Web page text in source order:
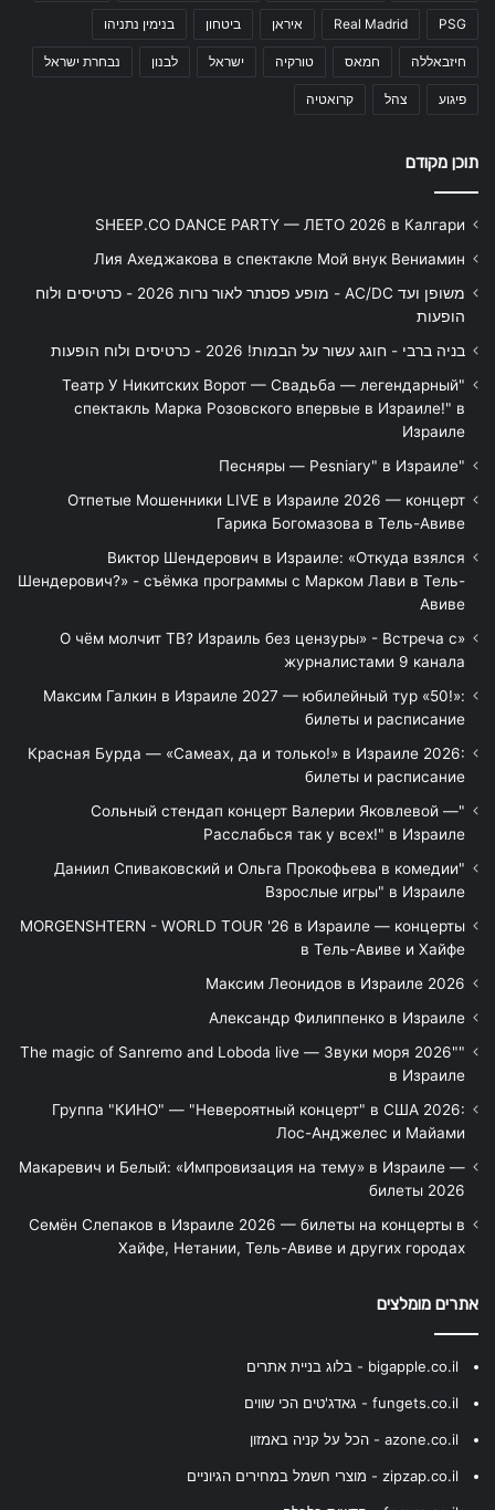
PSG
Real Madrid איראן ביטחון בנימין נתניהו
חיזבאללה חמאס טורקיה ישראל לבנון נבחרת ישראל
פיגוע צהל קרואטיה
תוכן מקודם
SHEEP.CO DANCE PARTY — ЛЕТО 2026 в Калгари
Лия Ахеджакова в спектакле Мой внук Вениамин
משופן ועד AC/DC - מופע פסנתר לאור נרות 2026 - כרטיסים ולוח
הופעות
בניה ברבי - חוגג עשור על הבמות! 2026 - כרטיסים ולוח הופעות
"Театр У Никитских Ворот — Свадьба — легендарный
спектакль Марка Розовского впервые в Израиле!" в
Израиле
"Песняры — Pesniary" в Израиле
Отпетые Мошенники LIVE в Израиле 2026 — концерт
Гарика Богомазова в Тель-Авиве
Виктор Шендерович в Израиле: «Откуда взялся
Шендерович?» - съёмка программы с Марком Лави в Тель-
Авиве
«О чём молчит ТВ? Израиль без цензуры» - Встреча с
журналистами 9 канала
Максим Галкин в Израиле 2027 — юбилейный тур «50!»:
билеты и расписание
Красная Бурда — «Самеах, да и только!» в Израиле 2026:
билеты и расписание
"Сольный стендап концерт Валерии Яковлевой —
Расслабься так у всех!" в Израиле
"Даниил Спиваковский и Ольга Прокофьева в комедии
Взрослые игры" в Израиле
MORGENSHTERN - WORLD TOUR '26 в Израиле — концерты
в Тель-Авиве и Хайфе
Максим Леонидов в Израиле 2026
Александр Филиппенко в Израиле
"The magic of Sanremo and Loboda live — Звуки моря 2026"
в Израиле
Группа "КИНО" — "Невероятный концерт" в США 2026:
Лос-Анджелес и Майами
Макаревич и Белый: «Импровизация на тему» в Израиле —
билеты 2026
Семён Слепаков в Израиле 2026 — билеты на концерты в
Хайфе, Нетании, Тель-Авиве и других городах
אתרים מומלצים
bigapple.co.il - בלוג בניית אתרים
fungets.co.il - גאדג'טים הכי שווים
azone.co.il - הכל על קניה באמזון
zipzap.co.il - מוצרי חשמל במחירים הגיוניים